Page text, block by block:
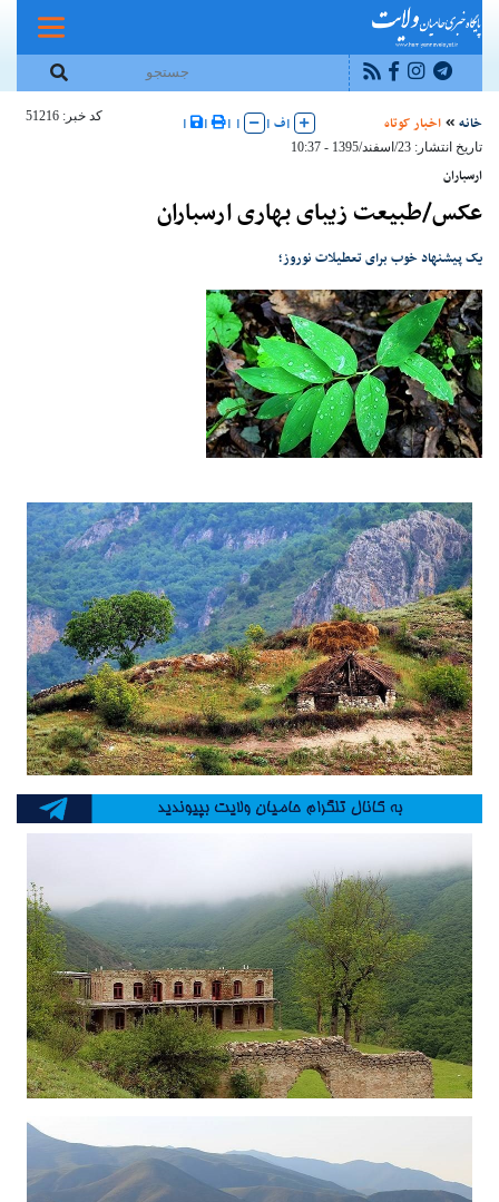
خانه اخبار کوتاه |ف |
|
|
|
|
کد خبر: 51216
تاریخ انتشار: 23/اسفند/1395 - 10:37
ارسباران
عکس/طبیعت زیبای بهاری ارسباران
یک پیشنهاد خوب برای تعطیلات نوروز؛